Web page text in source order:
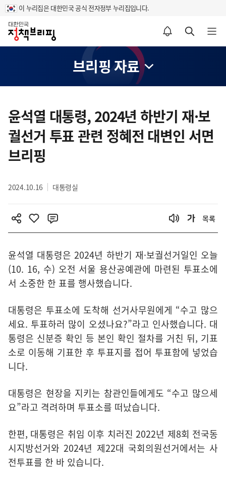
이 누리집은 대한민국 공식 전자정부 누리집입니다.
홈
알림설정 바로가기 검색 바로가기 메뉴 열기
브리핑 자료
텐
츠
영
역
윤석열 대통령, 2024년 하반기 재·보
궐선거 투표 관련 정혜전 대변인 서면
브리핑
2024.10.16 대통령실
목록
윤석열 대통령은 2024년 하반기 재·보궐선거일인 오늘
(10. 16, 수) 오전 서울 용산공예관에 마련된 투표소에
서 소중한 한 표를 행사했습니다.
대통령은 투표소에 도착해 선거사무원에게 “수고 많으
세요. 투표하러 많이 오셨나요?”라고 인사했습니다. 대
통령은 신분증 확인 등 본인 확인 절차를 거친 뒤, 기표
소로 이동해 기표한 후 투표지를 접어 투표함에 넣었습
니다.
대통령은 현장을 지키는 참관인들에게도 “수고 많으세
요”라고 격려하며 투표소를 떠났습니다.
한편, 대통령은 취임 이후 치러진 2022년 제8회 전국동
시지방선거와 2024년 제22대 국회의원선거에서는 사
전투표를 한 바 있습니다.